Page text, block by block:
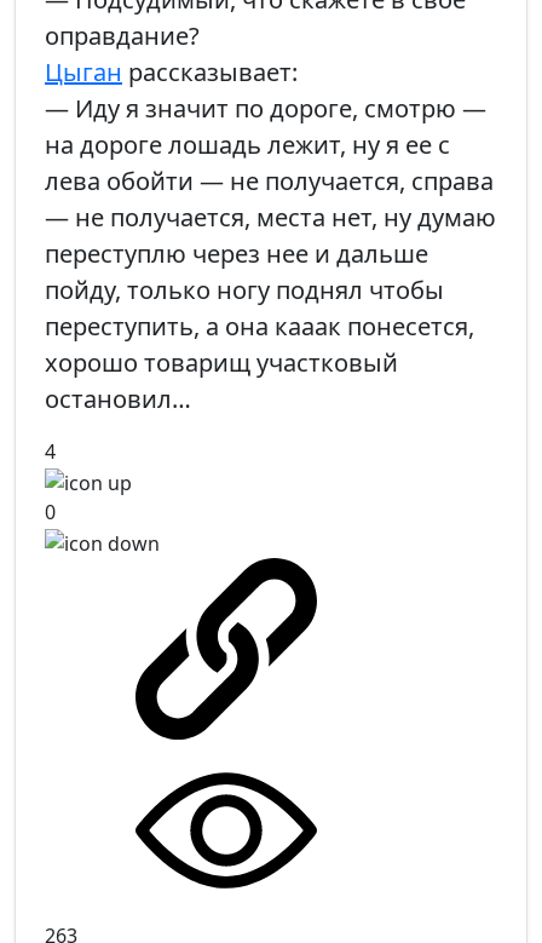
оправдание?
Цыган рассказывает:
— Иду я значит по дороге, смотрю —
на дороге лошадь лежит, ну я ее с
лева обойти — не получается, справа
— не получается, места нет, ну думаю
переступлю через нее и дальше
пойду, только ногу поднял чтобы
переступить, а она кааак понесется,
хорошо товарищ участковый
остановил…
4
0
263